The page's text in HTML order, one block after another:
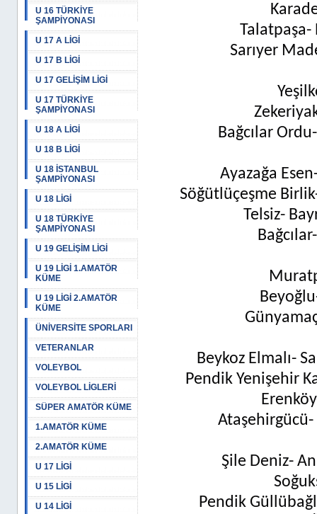
U 16 TÜRKİYE
ŞAMPİYONASI
U 17 A LİGİ
U 17 B LİGİ
U 17 GELİŞİM LİGİ
U 17 TÜRKİYE
ŞAMPİYONASI
U 18 A LİGİ
U 18 B LİGİ
U 18 İSTANBUL
ŞAMPİYONASI
U 18 LİGİ
U 18 TÜRKİYE
ŞAMPİYONASI
U 19 GELİŞİM LİGİ
U 19 LİGİ 1.AMATÖR
KÜME
U 19 LİGİ 2.AMATÖR
KÜME
ÜNİVERSİTE SPORLARI
VETERANLAR
VOLEYBOL
VOLEYBOL LİGLERİ
SÜPER AMATÖR KÜME
1.AMATÖR KÜME
2.AMATÖR KÜME
U 17 LİGİ
U 15 LİGİ
U 14 LİGİ
Talatpaşa-
Sarıyer
Bağcılar
Ayazağa
Söğütlüçeşme
Telsiz-
Beykoz Elmalı-
Pendik Yenişehir
Şile Deniz-
Pendik